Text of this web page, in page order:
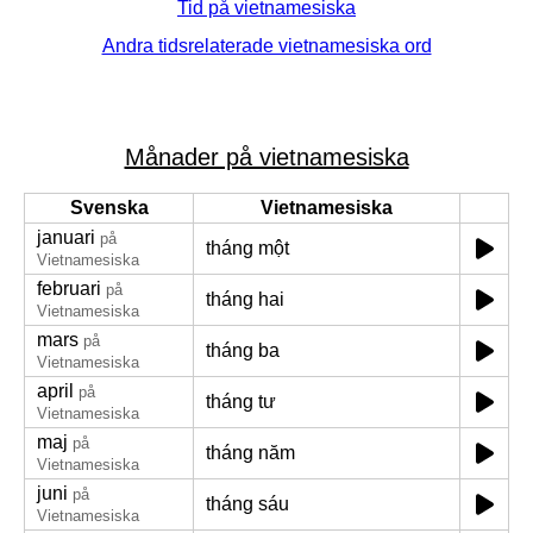
Tid på vietnamesiska
Andra tidsrelaterade vietnamesiska ord
Månader på vietnamesiska
Svenska
Vietnamesiska
januari på
Vietnamesiska
tháng một
februari på
Vietnamesiska
tháng hai
mars på
Vietnamesiska
tháng ba
april
på
Vietnamesiska
tháng tư
maj på
Vietnamesiska
tháng năm
juni på
Vietnamesiska
tháng sáu